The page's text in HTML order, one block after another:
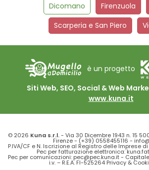
Dicomano
Firenzuola
Scarperia e San Piero
è un progetto
Siti Web, SEO, Social & Web
www.kuna.it
© 2026 Kuna s.r.l.- Via 30 Dicembre 1943 n. 15
Firenze - (+39) 0558455116 -
P.IVA/CF e N. Iscrizione al Registro delle Imprese
Pec per fatturazione elettronica:
Pec per comunicazioni: pec@pec.kuna.it -
i.v. – R.E.A. FI-525264 Privacy&